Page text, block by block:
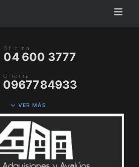
Oficina
04 600 3777
Oficina
0967784933
VER MÁS